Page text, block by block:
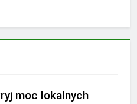
moc lokalnych